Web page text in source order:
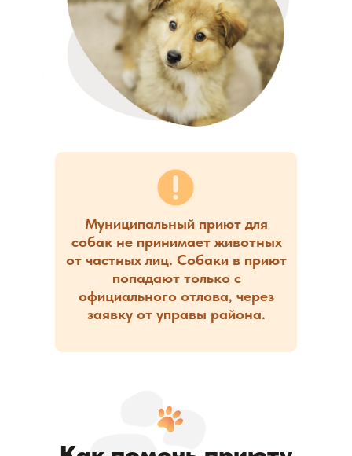
Муниципальный приют для
собак не принимает животных
от частных лиц. Собаки в приют
попадают только с
официального отлова, через
заявку от управы района.